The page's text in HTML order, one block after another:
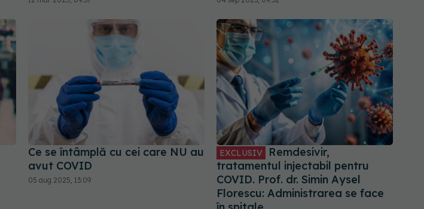
Ce se întâmplă cu cei care NU au
avut COVID
05 aug 2025, 13:09
EXCLUSIV
Remdesivir,
tratamentul injectabil pentru
COVID. Prof. dr. Simin Aysel
Florescu: Administrarea se face